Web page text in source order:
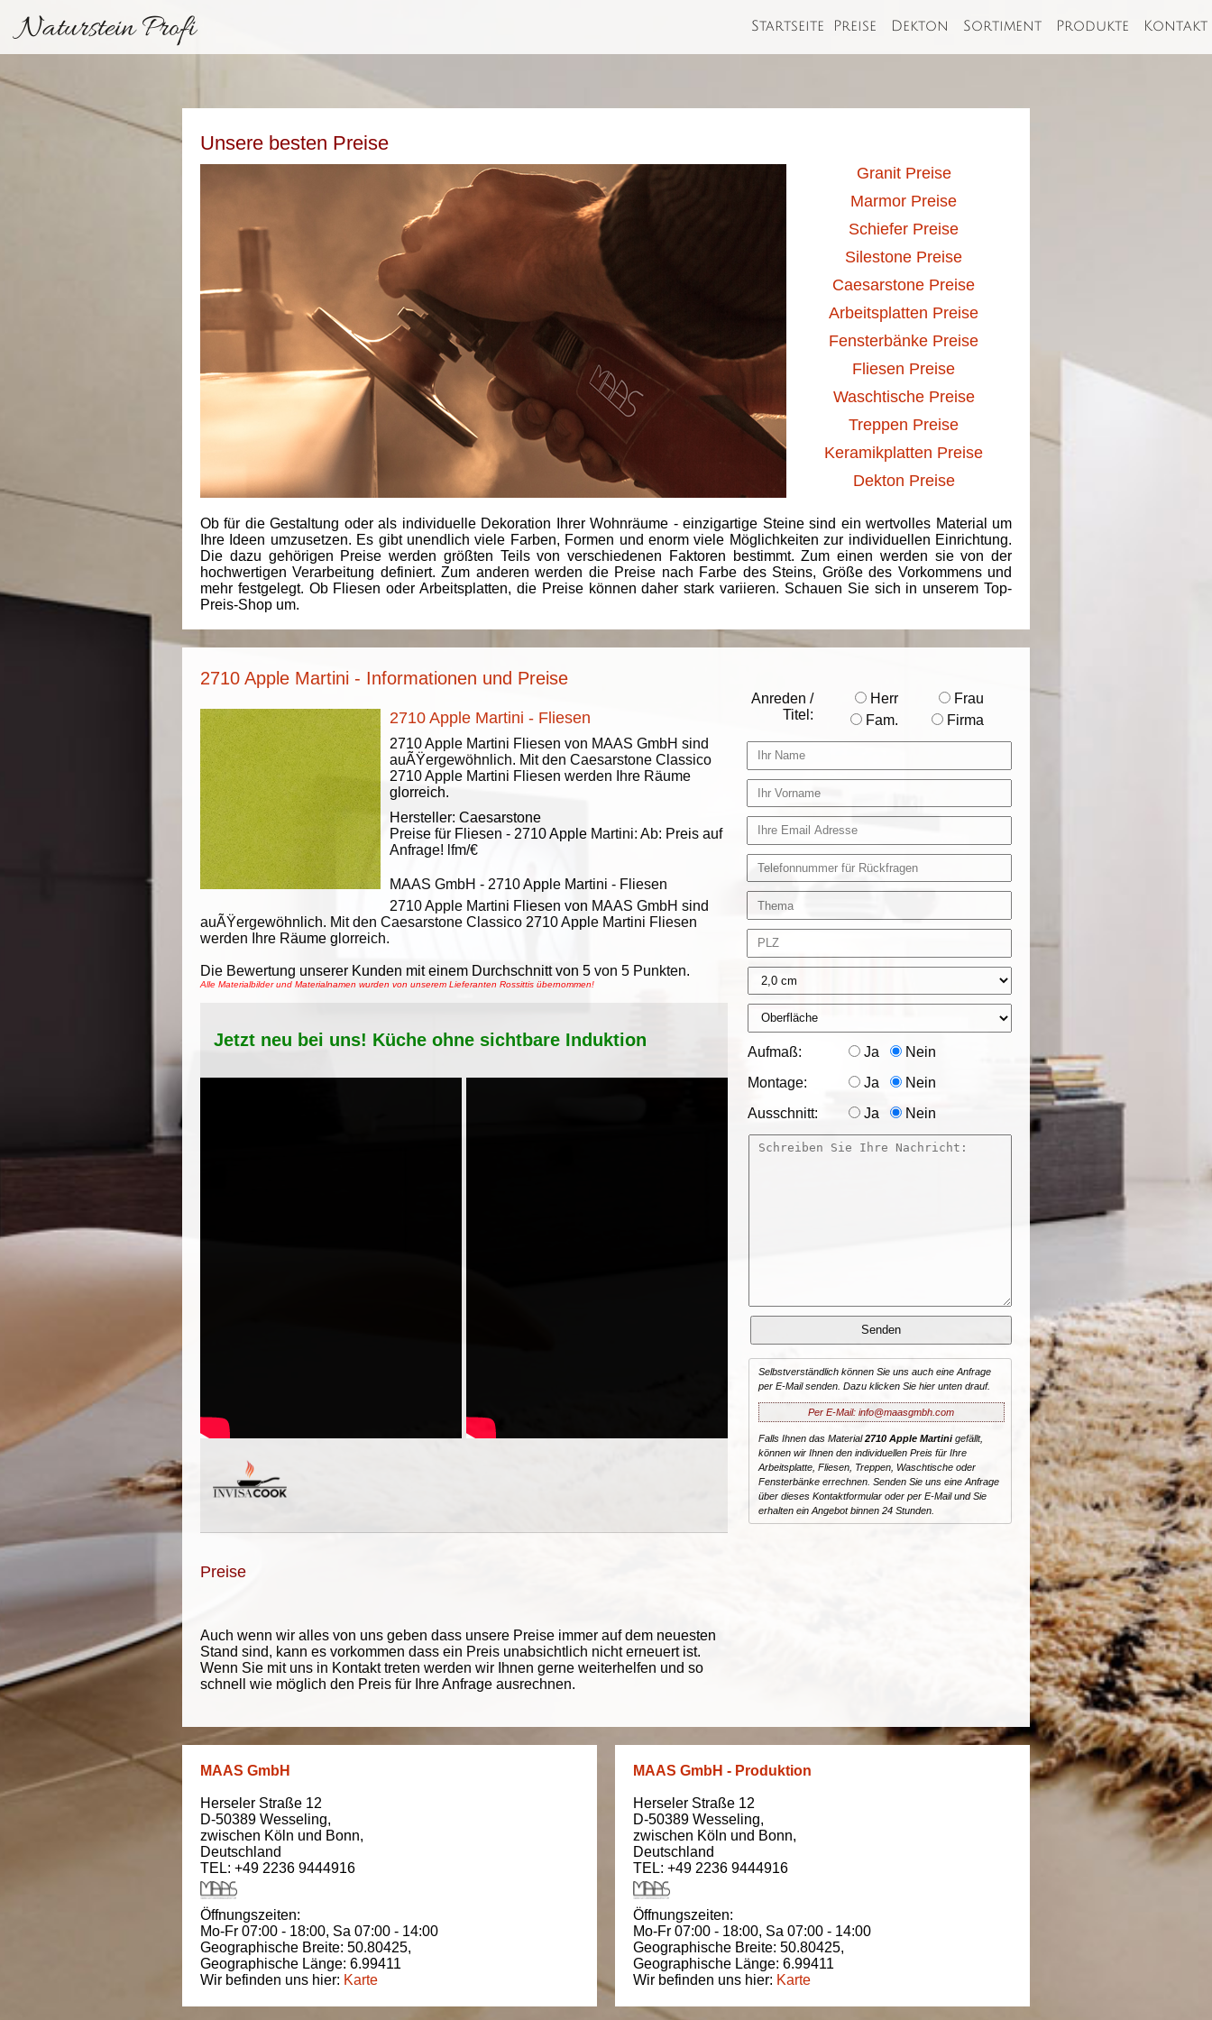
Naturstein Profi Startseite Preise Dekton Sortiment Produkte Kontakt
Unsere besten Preise
Granit Preise
Marmor Preise
Schiefer Preise
Silestone Preise
Caesarstone Preise
Arbeitsplatten Preise
Fensterbänke Preise
Fliesen Preise
Waschtische Preise
Treppen Preise
Keramikplatten Preise
Dekton Preise
Ob für die Gestaltung oder als individuelle Dekoration Ihrer Wohnräume - einzigartige Steine sind ein wertvolles Material um
Ihre Ideen umzusetzen. Es gibt unendlich viele Farben, Formen und enorm viele Möglichkeiten zur individuellen Einrichtung.
Die dazu gehörigen Preise werden größten Teils von verschiedenen Faktoren bestimmt. Zum einen werden sie von der
hochwertigen Verarbeitung definiert. Zum anderen werden die Preise nach Farbe des Steins, Größe des Vorkommens und
mehr festgelegt. Ob Fliesen oder Arbeitsplatten, die Preise können daher stark variieren. Schauen Sie sich in unserem Top-
Preis-Shop um.
2710 Apple Martini - Informationen und Preise
2710 Apple Martini - Fliesen
2710 Apple Martini Fliesen von MAAS GmbH sind
auÃŸergewöhnlich. Mit den Caesarstone Classico
2710 Apple Martini Fliesen werden Ihre Räume
glorreich.
Hersteller: Caesarstone
Preise für Fliesen - 2710 Apple Martini: Ab: Preis auf
Anfrage! lfm/€
MAAS GmbH - 2710 Apple Martini - Fliesen
2710 Apple Martini Fliesen von MAAS GmbH sind
auÃŸergewöhnlich. Mit den Caesarstone Classico 2710 Apple Martini Fliesen
werden Ihre Räume glorreich.
Die Bewertung unserer Kunden mit einem Durchschnitt von 5 von 5 Punkten.
Alle Materialbilder und Materialnamen wurden von unserem Lieferanten Rossittis übernommen!
Jetzt neu bei uns! Küche ohne sichtbare Induktion
Preise
Auch wenn wir alles von uns geben dass unsere Preise immer auf dem neuesten
Stand sind, kann es vorkommen dass ein Preis unabsichtlich nicht erneuert ist.
Wenn Sie mit uns in Kontakt treten werden wir Ihnen gerne weiterhelfen und so
schnell wie möglich den Preis für Ihre Anfrage ausrechnen.
Anreden /
Titel:
Herr
Frau
Fam.
Firma
Aufmaß: Ja Nein
Montage: Ja Nein
Ausschnitt: Ja Nein
Selbstverständlich können Sie uns auch eine Anfrage
per E-Mail senden. Dazu klicken Sie hier unten drauf.
Per E-Mail: info@maasgmbh.com
Falls Ihnen das Material2710 Apple Martinigefällt,
können wir Ihnen den individuellen Preis für Ihre
Arbeitsplatte, Fliesen, Treppen, Waschtische oder
Fensterbänke errechnen. Senden Sie uns eine Anfrage
über dieses Kontaktformular oder per E-Mail und Sie
erhalten ein Angebot binnen 24 Stunden.
MAAS GmbH
Herseler Straße 12
D-50389 Wesseling,
zwischen Köln und Bonn,
Deutschland
TEL: +49 2236 9444916
Öffnungszeiten:
Mo-Fr 07:00 - 18:00, Sa 07:00 - 14:00
Geographische Breite: 50.80425,
Geographische Länge: 6.99411
Wir befinden uns hier: Karte
MAAS GmbH - Produktion
Herseler Straße 12
D-50389 Wesseling,
zwischen Köln und Bonn,
Deutschland
TEL: +49 2236 9444916
Öffnungszeiten:
Mo-Fr 07:00 - 18:00, Sa 07:00 - 14:00
Geographische Breite: 50.80425,
Geographische Länge: 6.99411
Wir befinden uns hier: Karte